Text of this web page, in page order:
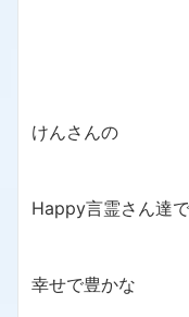
けんさんの
Happy言霊さん達
幸せで豊かな